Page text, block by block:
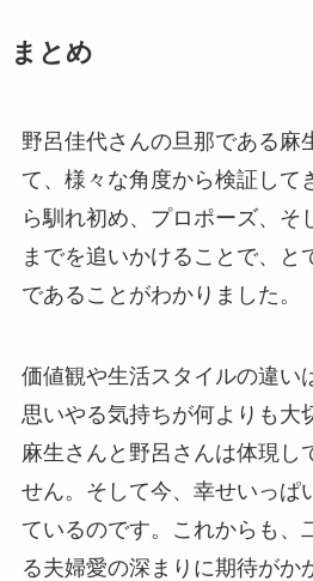
まとめ
野呂佳代さんの旦那である麻
て、様々な角度から検証して
ら馴れ初め、プロポーズ、そ
までを追いかけることで、と
であることがわかりました。
価値観や生活スタイルの違い
思いやる気持ちが何よりも大
麻生さんと野呂さんは体現し
せん。そして今、幸せいっぱ
ているのです。これからも、
る夫婦愛の深まりに期待がか